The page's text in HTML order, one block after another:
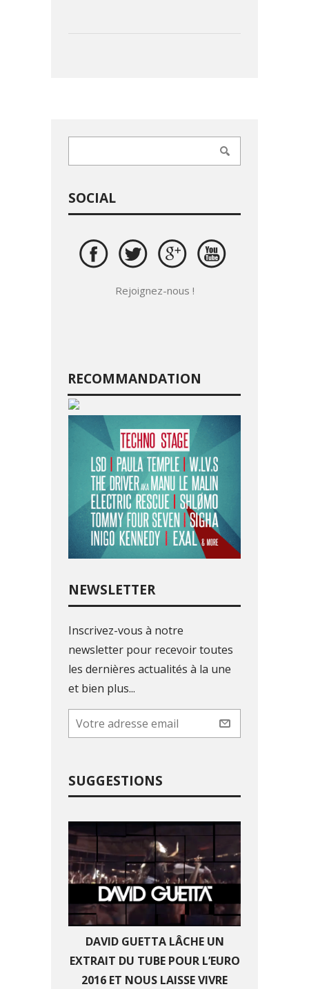
SOCIAL
Rejoignez-nous !
RECOMMANDATION
NEWSLETTER
Inscrivez-vous à notre
newsletter pour recevoir toutes
les dernières actualités à la une
et bien plus...
SUGGESTIONS
DAVID GUETTA LÂCHE UN
EXTRAIT DU TUBE POUR L’EURO
2016 ET NOUS LAISSE VIVRE